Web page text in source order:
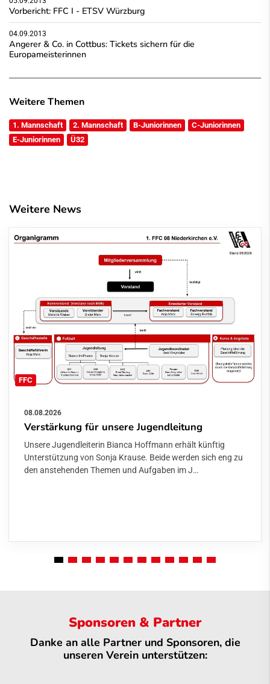
Vorbericht: FFC I - ETSV Würzburg
04.09.2013
Angerer & Co. in Cottbus: Tickets sichern für die
Europameisterinnen
Weitere Themen
1. Mannschaft 2. Mannschaft B-Juniorinnen
C-Juniorinnen
E-Juniorinnen
Ü32
Weitere News
FFC
08.08.2026
Verstärkung für unsere Jugendleitung
Unsere Jugendleiterin Bianca Hoffmann erhält künftig
Unterstützung von Sonja Krause. Beide werden sich eng zu
den anstehenden Themen und Aufgaben im J…
Sponsoren & Partner
Danke an alle Partner und Sponsoren, die
unseren Verein unterstützen: